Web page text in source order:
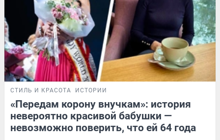
СТИЛЬ И КРАСОТА ИСТОРИИ
«Передам корону внучкам»: история
невероятно красивой бабушки —
невозможно поверить, что ей 64 года